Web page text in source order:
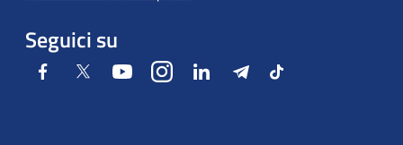
Seguici su
Facebook Twitter YoutubeInstagramLinkedIn TelegramTiktok